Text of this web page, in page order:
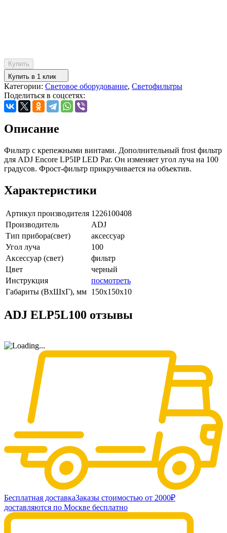
Купить
Купить в 1 клик
Категории: Световое оборудование, Светофильтры
Поделиться в соцсетях:
Описание
Фильтр с крепежными винтами. Дополнительный frost фильтр
для ADJ Encore LP5IP LED Par. Он изменяет угол луча на 100
градусов. Фрост-фильтр прикручивается на объектив.
Характеристики
Артикул производителя 1226100408
Производитель
ADJ
Тип прибора(свет)
аксессуар
Угол луча
100
Аксессуар (свет)
фильтр
Цвет
черный
Инструкция
посмотреть
Габариты (ВxШxГ), мм 150х150х10
ADJ ELP5L100 отзывы
Бесплатная доставкаЗаказы стоимостью от 2000₽
доставляются по Москве бесплатно